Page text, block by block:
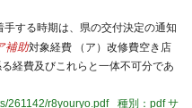
する時期は、県の交付決定の通知
補助対象経費 （ア）改修費空き店
経費及びこれらと一体不可分であ
261142/r8youryo.pdf
種別：pdfサ